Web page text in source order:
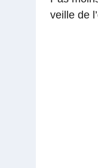
veille de